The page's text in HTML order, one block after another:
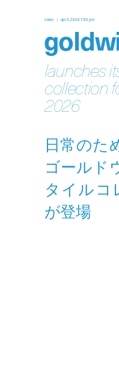
news apr 3, 2026 7:05 pm
launches
collection
2026